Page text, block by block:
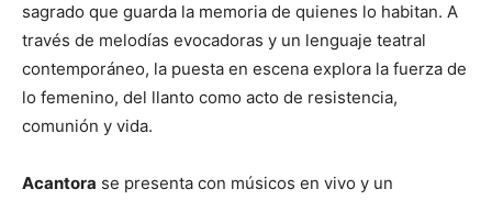
sagrado que guarda la memoria de quienes lo habitan. A
través de melodías evocadoras y un lenguaje teatral
contemporáneo, la puesta en escena explora la fuerza de
lo femenino, del llanto como acto de resistencia,
comunión y vida.
Acantora se presenta con músicos en vivo y un